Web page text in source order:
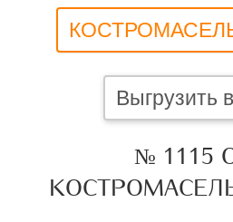
Выгрузить
№ 1115